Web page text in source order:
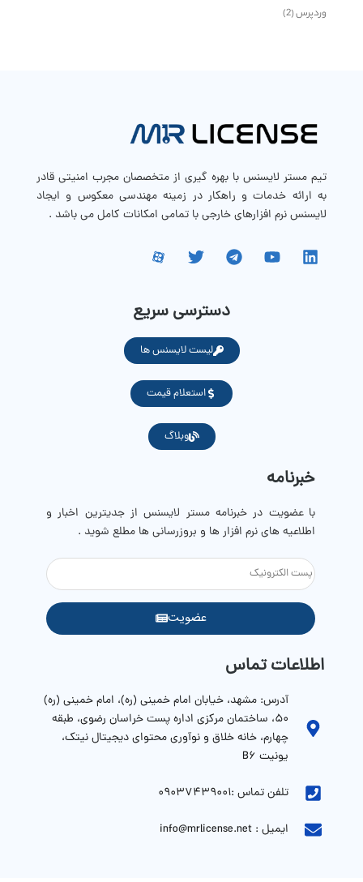
وردپرس(2)
تیم مستر لایسنس با بهره گیری از متخصصان مجرب امنیتی قادر
به ارائه خدمات و راهکار در زمینه مهندسی معکوس و ایجاد
لایسنس نرم افزارهای خارجی با تمامی امکانات کامل می باشد .
دسترسی سریع
لیست لایسنس ها
استعلام قیمت
وبلاگ
خبرنامه
با عضویت در خبرنامه مستر لایسنس از جدیترین اخبار و
اطلاعیه های نرم افزار ها و بروزرسانی ها مطلع شوید .
عضویت
اطلاعات تماس
آدرس: مشهد، خیابان امام خمینی (ره)، امام خمینی (ره)
۵۰، ساختمان مرکزی اداره پست خراسان رضوی، طبقه
چهارم، خانه خلاق و نوآوری محتوای دیجیتال نیتک،
یونیت B6
تلفن تماس :09037439001
ایمیل : info@mrlicense.net